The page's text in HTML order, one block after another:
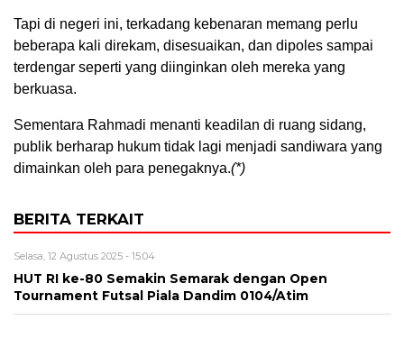
Tapi di negeri ini, terkadang kebenaran memang perlu
beberapa kali direkam, disesuaikan, dan dipoles sampai
terdengar seperti yang diinginkan oleh mereka yang
berkuasa.
Sementara Rahmadi menanti keadilan di ruang sidang,
publik berharap hukum tidak lagi menjadi sandiwara yang
dimainkan oleh para penegaknya.(*)
BERITA TERKAIT
Selasa, 12 Agustus 2025 - 15:04
HUT RI ke-80 Semakin Semarak dengan Open
Tournament Futsal Piala Dandim 0104/Atim